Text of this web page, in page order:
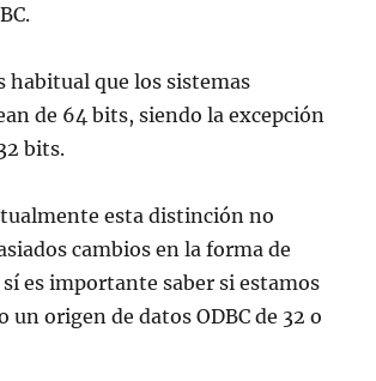
habitual que los sistemas
de 64 bits, siendo la excepción
bits.
esta distinción no
cambios en la forma de
es importante saber si estamos
un origen de datos ODBC de 32 o